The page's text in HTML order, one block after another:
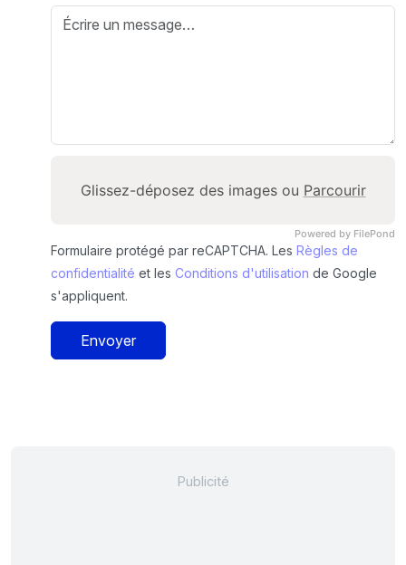
Powered by FilePond
Glissez-déposez des images ou Parcourir
Formulaire protégé par reCAPTCHA. Les Règles de
confidentialité et les Conditions d'utilisation de Google
s'appliquent.
Envoyer